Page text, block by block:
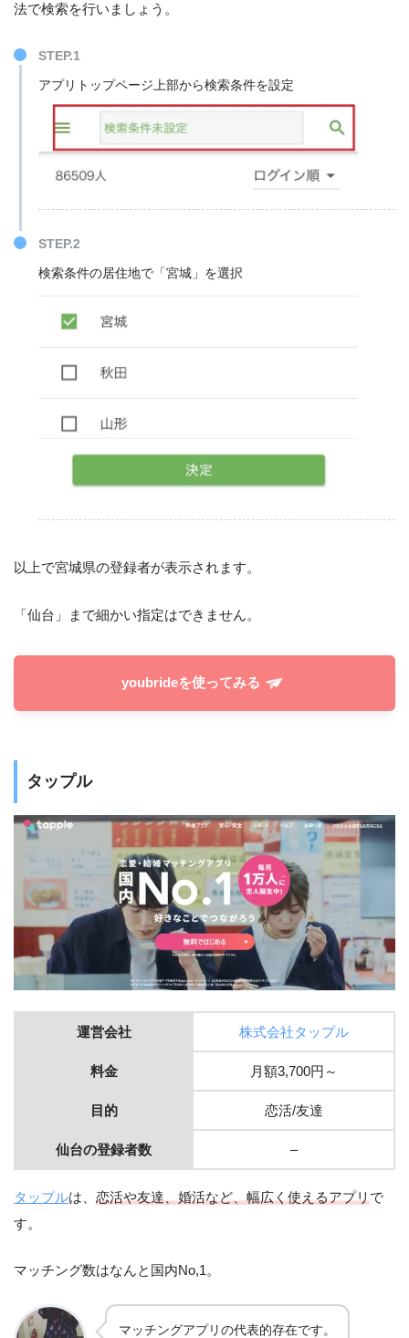
法で検索を行いましょう。
STEP.1
アプリトップページ上部から検索条件を設定
STEP.2
検索条件の居住地で「宮城」を選択
以上で宮城県の登録者が表示されます。
「仙台」まで細かい指定はできません。
youbrideを使ってみる
タップル
運営会社 株式会社タップル
料金 月額3,700円～
目的 恋活/友達
仙台の登録者数 –
タップルは、 恋活や友達、婚活など、幅広く使えるアプリ で
す。
マッチング数はなんと国内No,1。
マッチングアプリの代表的存在です。